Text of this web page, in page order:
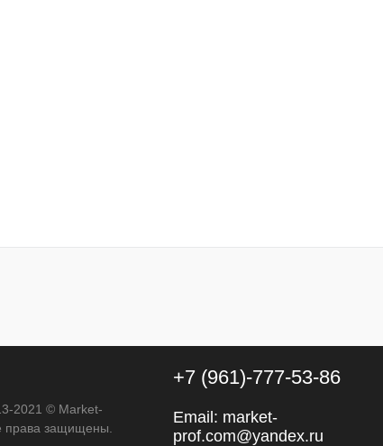
2021 © Market-
права защищены.
+7 (961)-777-53-86
Email: market-
prof.com@yandex.ru